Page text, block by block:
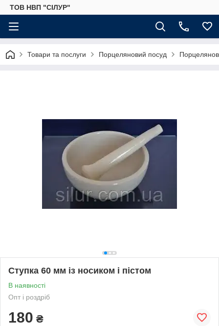
ТОВ НВП "СІЛУР"
Товари та послуги Порцеляновий посуд
Ступка 60 мм із носиком і пістом
В наявності
Опт і роздріб
180 ₴